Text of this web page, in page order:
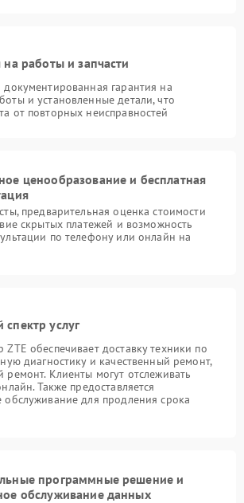
на работы и запчасти
документированная гарантия на
и установленные детали, что
от повторных неисправностей
ценообразование и бесплатная
предварительная оценка стоимости
скрытых платежей и возможность
по телефону или онлайн на
услуг
обеспечивает доставку техники по
диагностику и качественный ремонт,
ремонт. Клиенты могут отслеживать
Также предоставляется
обслуживание для продления срока
программные решение и
обслуживание данных